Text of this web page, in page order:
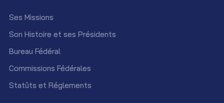
Ses Missions
Son Histoire et ses Présidents
Bureau Fédéral
Commissions Fédérales
Statûts et Réglements